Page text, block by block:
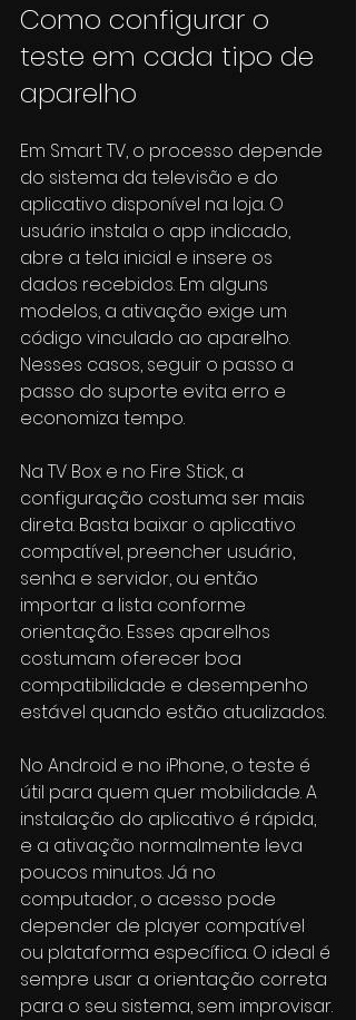
Como configurar o
teste em cada tipo de
aparelho
Em Smart TV, o processo depende
do sistema da televisão e do
aplicativo disponível na loja. O
usuário instala o app indicado,
abre a tela inicial e insere os
dados recebidos. Em alguns
modelos, a ativação exige um
código vinculado ao aparelho.
Nesses casos, seguir o passo a
passo do suporte evita erro e
economiza tempo.
Na TV Box e no Fire Stick, a
configuração costuma ser mais
direta. Basta baixar o aplicativo
compatível, preencher usuário,
senha e servidor, ou então
importar a lista conforme
orientação. Esses aparelhos
costumam oferecer boa
compatibilidade e desempenho
estável quando estão atualizados.
No Android e no iPhone, o teste é
útil para quem quer mobilidade. A
instalação do aplicativo é rápida,
e a ativação normalmente leva
poucos minutos. Já no
computador, o acesso pode
depender de player compatível
ou plataforma específica. O ideal é
sempre usar a orientação correta
para o seu sistema, sem improvisar.